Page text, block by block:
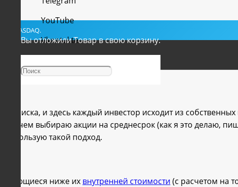
и NASDAQ.
YouTube
Vkontakte
Вы отложилиТоварв свою корзину.
поиска, и здесь каждый инвестор исходит из собственных
с чем выбираю акции на среднесрок (как я это делаю,
использую такой подход.
ниже их внутренней стоимости (с расчетом на